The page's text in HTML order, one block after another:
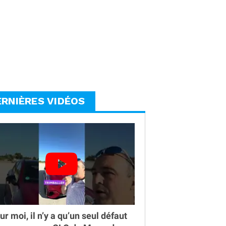
VIDÉOS
moi, il n’y a qu’un seul défaut